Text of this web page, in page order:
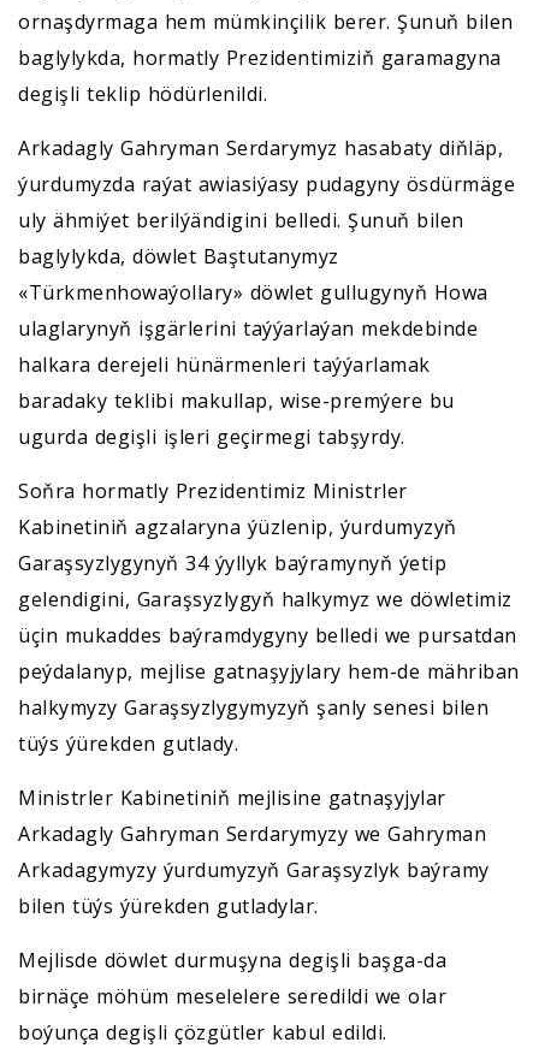
ornaşdyrmaga hem mümkinçilik berer. Şunuň bilen
baglylykda, hormatly Prezidentimiziň garamagyna
degişli teklip hödürlenildi.
Arkadagly Gahryman Serdarymyz hasabaty diňläp,
ýurdumyzda raýat awiasiýasy pudagyny ösdürmäge
uly ähmiýet berilýändigini belledi. Şunuň bilen
baglylykda, döwlet Baştutanymyz
«Türkmenhowaýollary» döwlet gullugynyň Howa
ulaglarynyň işgärlerini taýýarlaýan mekdebinde
halkara derejeli hünärmenleri taýýarlamak
baradaky teklibi makullap, wise-premýere bu
ugurda degişli işleri geçirmegi tabşyrdy.
Soňra hormatly Prezidentimiz Ministrler
Kabinetiniň agzalaryna ýüzlenip, ýurdumyzyň
Garaşsyzlygynyň 34 ýyllyk baýramynyň ýetip
gelendigini, Garaşsyzlygyň halkymyz we döwletimiz
üçin mukaddes baýramdygyny belledi we pursatdan
peýdalanyp, mejlise gatnaşyjylary hem-de mähriban
halkymyzy Garaşsyzlygymyzyň şanly senesi bilen
tüýs ýürekden gutlady.
Ministrler Kabinetiniň mejlisine gatnaşyjylar
Arkadagly Gahryman Serdarymyzy we Gahryman
Arkadagymyzy ýurdumyzyň Garaşsyzlyk baýramy
bilen tüýs ýürekden gutladylar.
Mejlisde döwlet durmuşyna degişli başga-da
birnäçe möhüm meselelere seredildi we olar
boýunça degişli çözgütler kabul edildi.